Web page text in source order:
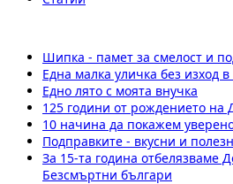
Шипка - памет за смелост и
Една малка уличка без изход
Едно лято с моята внучка
125 години от рождението на
10 начина да покажем
Подправките - вкусни и
За 15-та година отбелязваме
Безсмъртни българи